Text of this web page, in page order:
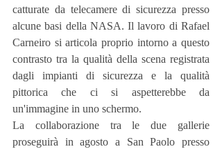
catturate da telecamere di sicurezza presso
alcune basi della NASA. Il lavoro di Rafael
Carneiro si articola proprio intorno a questo
contrasto tra la qualità della scena registrata
dagli impianti di sicurezza e la qualità
pittorica che ci si aspetterebbe da
un'immagine in uno schermo.
La collaborazione tra le due gallerie
proseguirà in agosto a San Paolo presso